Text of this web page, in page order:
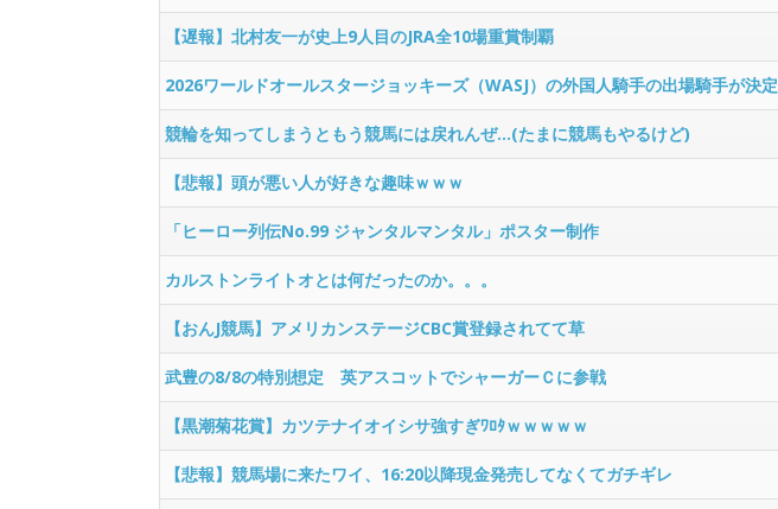
【遅報】北村友一が史上9人目のJRA全10場重賞制覇
2026ワールドオールスタージョッキーズ（WASJ）の外国人騎手の出場騎手が決定
競輪を知ってしまうともう競馬には戻れんぜ…(たまに競馬もやるけど)
【悲報】頭が悪い人が好きな趣味ｗｗｗ
「ヒーロー列伝No.99 ジャンタルマンタル」ポスター制作
カルストンライトオとは何だったのか。。。
【おんJ競馬】アメリカンステージCBC賞登録されてて草
武豊の8/8の特別想定 英アスコットでシャーガーＣに参戦
【黒潮菊花賞】カツテナイオイシサ強すぎﾜﾛﾀｗｗｗｗｗ
【悲報】競馬場に来たワイ、16:20以降現金発売してなくてガチギレ